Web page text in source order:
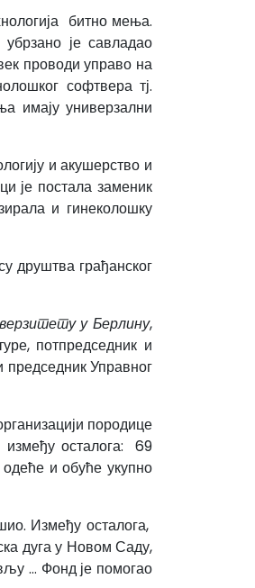
битно мења.
је савладао
проводи управо на
софтвера тј.
имају универзални
и акушерство и
је постала заменик
и гинеколошку
друштва грађанског
у Берлину,
потпредседник и
председник Управног
породице
између осталога: 69
и обуће укупно
Између осталога,
дуга у Новом Саду,
… Фонд је помогао